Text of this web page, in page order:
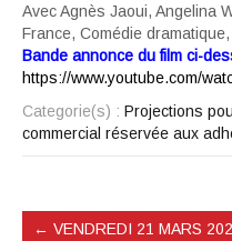
AvecAgnès Jaoui, Angelina
France, Comédie
Bande annonce du film ci-
https://www.youtube.com/
Categorie(s) : Projections
commercial réservée aux
← VENDREDI 21 MARS